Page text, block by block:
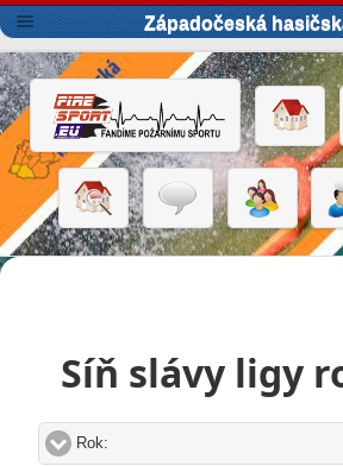
Západočeská
Síň slávy ligy
Rok: